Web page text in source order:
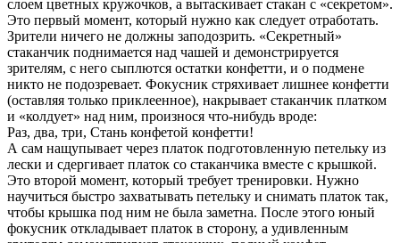
слоем цветных кружочков, а вытаскивает стакан с «секретом».
Это первый момент, который нужно как следует отработать.
Зрители ничего не должны заподозрить. «Секретный»
стаканчик поднимается над чашей и демонстрируется
зрителям, с него сыплются остатки конфетти, и о подмене
никто не подозревает. Фокусник стряхивает лишнее конфетти
(оставляя только приклеенное), накрывает стаканчик платком
и «колдует» над ним, произнося что-нибудь вроде:
Раз, два, три, Стань конфетой конфетти!
А сам нащупывает через платок подготовленную петельку из
лески и сдергивает платок со стаканчика вместе с крышкой.
Это второй момент, который требует тренировки. Нужно
научиться быстро захватывать петельку и снимать платок так,
чтобы крышка под ним не была заметна. После этого юный
фокусник откладывает платок в сторону, а удивленным